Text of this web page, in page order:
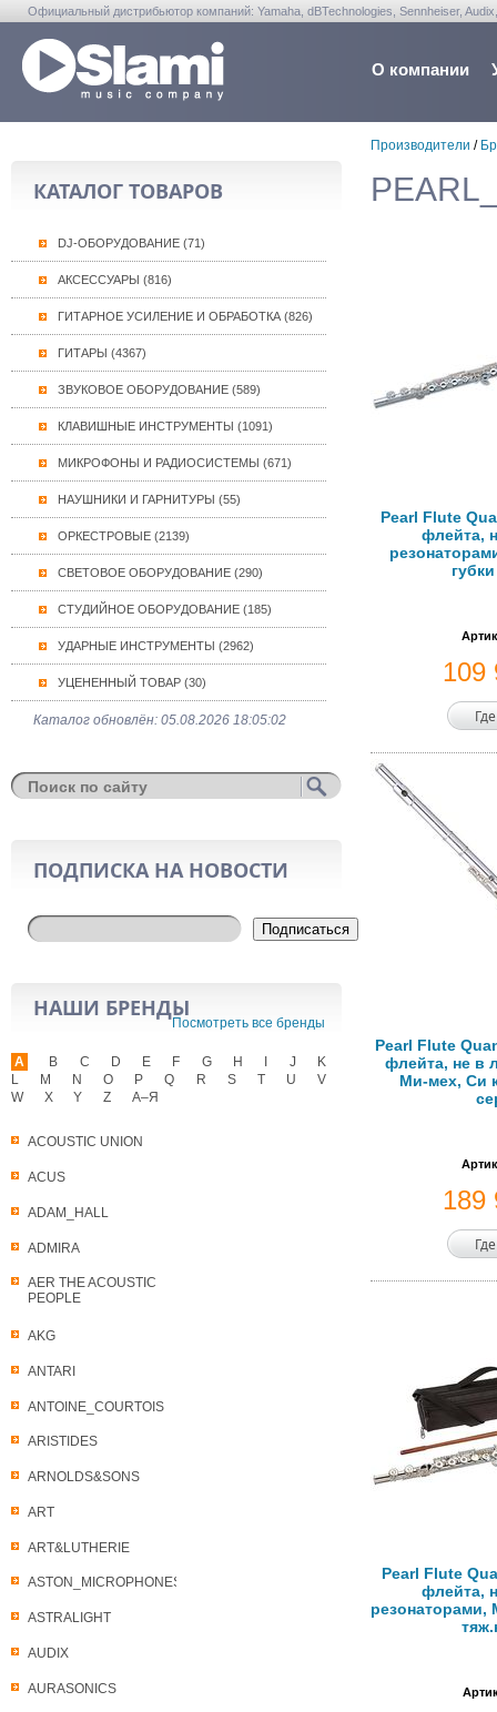
Официальный дистрибьютор компаний: Yamaha, dBTechnologies, Sennheiser,
О компании
КАТАЛОГ ТОВАРОВ
DJ-ОБОРУДОВАНИЕ (71)
АКСЕССУАРЫ (816)
ГИТАРНОЕ УСИЛЕНИЕ И ОБРАБОТКА (826)
ГИТАРЫ (4367)
ЗВУКОВОЕ ОБОРУДОВАНИЕ (589)
КЛАВИШНЫЕ ИНСТРУМЕНТЫ (1091)
МИКРОФОНЫ И РАДИОСИСТЕМЫ (671)
НАУШНИКИ И ГАРНИТУРЫ (55)
ОРКЕСТРОВЫЕ (2139)
СВЕТОВОЕ ОБОРУДОВАНИЕ (290)
СТУДИЙНОЕ ОБОРУДОВАНИЕ (185)
УДАРНЫЕ ИНСТРУМЕНТЫ (2962)
УЦЕНЕННЫЙ ТОВАР (30)
Каталог обновлён: 05.08.2026 18:05:02
ПОДПИСКА НА НОВОСТИ
Подписаться
НАШИ БРЕНДЫ
Посмотреть все бренды
A
ACOUSTIC UNION
ACUS
ADAM_HALL
ADMIRA
AER THE ACOUSTIC
PEOPLE
AKG
ANTARI
ANTOINE_COURTOIS
ARISTIDES
ARNOLDS&SONS
ART
ART&LUTHERIE
ASTON_MICROPHONES
ASTRALIGHT
AUDIX
AURASONICS
B C D E F G H J
K
L
M N O P Q R S T U
V
W
X Y Z А–Я
Производители /
Pearl Flute
флейта,
109
Pearl Flute
флейта, не в
Ми-мех, Си
189
Pearl Flute
флейта,
резонаторами,